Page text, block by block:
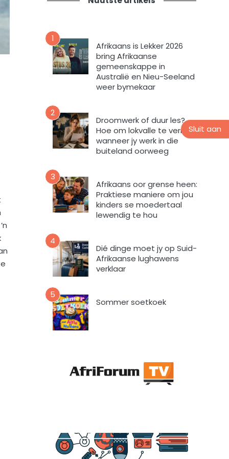
t
n
u
u
s
b
e
f
v
o
r
m
i
e
v
u
e
m
e
k
a
a
r
t
o
e
i
n
d
a
m
1
Afrikaans is Lekker 2026
bring Afrikaanse
gemeenskappe in
Australië en Nieu-Seeland
weer bymekaar
2
Droomwerk of duur les?
Hoe om lokvalle te vermy
wanneer jy werk in die
buiteland oorweeg
3
Afrikaans oor grense heen:
Praktiese maniere om jou
kinders se moedertaal
lewendig te hou
4
Dié dinge moet jy op Suid-
Afrikaanse lughawens
verklaar
5
Sommer soetkoek
Sluit aan